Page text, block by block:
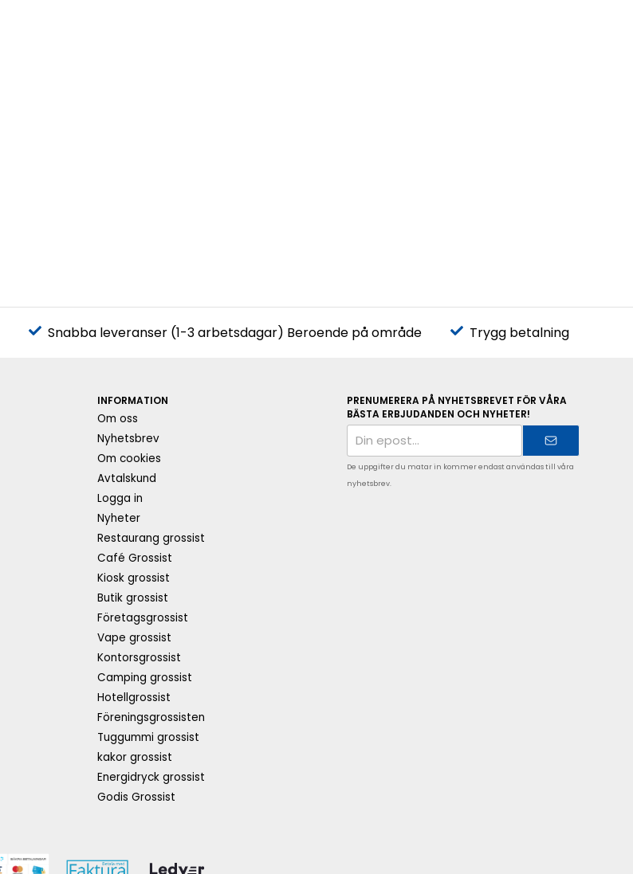
Snabba leveranser (1-3 arbetsdagar) Beroende på område Trygg betalning
INFORMATION
Om oss
Nyhetsbrev
Om cookies
Avtalskund
Logga in
Nyheter
Restaurang grossist
Café Grossist
Kiosk grossist
Butik grossist
Företagsgrossist
Vape grossist
Kontorsgrossist
Camping grossist
Hotellgrossist
Föreningsgrossisten
Tuggummi grossist
kakor grossist
Energidryck grossist
Godis Grossist
PRENUMERERA PÅ NYHETSBREVET FÖR VÅRA
BÄSTA ERBJUDANDEN OCH NYHETER!
E-
postadress
De uppgifter du matar in kommer endast användas till våra
nyhetsbrev.